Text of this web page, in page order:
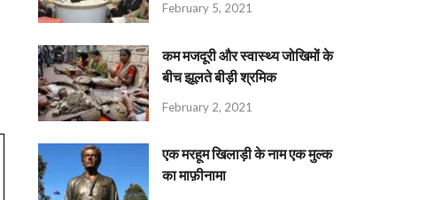
February 5, 2021
कम मजदूरी और स्वास्थ्य जोखिमों के
बीच झूलते बीड़ी श्रमिक
February 2, 2021
एक मरहूम खिलाड़ी के नाम एक मुल्क
का माफ़ीनामा